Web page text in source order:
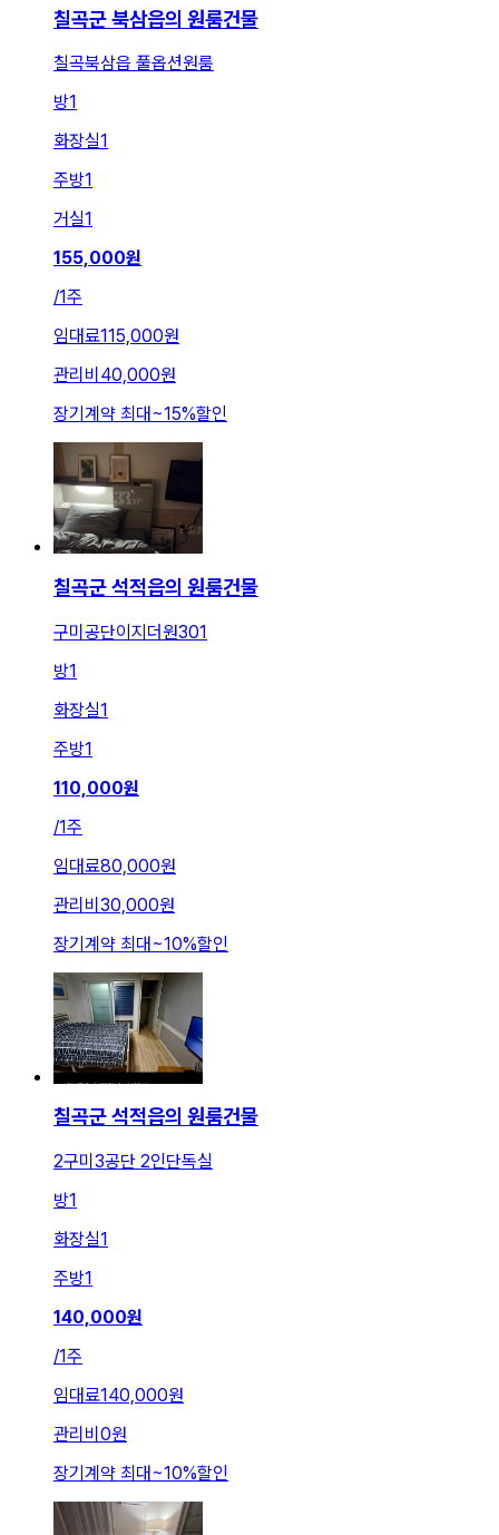
칠곡군 북삼읍의 원룸건물
칠곡북삼읍 풀옵션원룸
방1
화장실1
주방1
거실1
155,000원
/1주
임대료115,000원
관리비 40,000원
장기계약 최대 ~15%할인
칠곡군 석적읍의 원룸건물
구미공단이지더원301
방1
화장실1
주방1
110,000원
/1주
임대료80,000원
관리비 30,000원
장기계약 최대~10%할인
칠곡군 석적읍의 원룸건물
2구미3공단 2인단독실
방1
화장실1
주방1
140,000원
/1주
임대료140,000원
관리비 0원
장기계약 최대 ~10%할인